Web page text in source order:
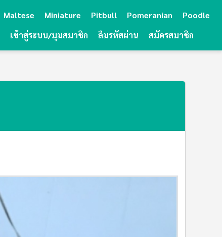
Maltese Miniature Pitbull Pomeranian
Poodle
เข้าสู่ระบบ/มุมสมาชิก ลืมรหัสผ่าน สมัครสมาชิก